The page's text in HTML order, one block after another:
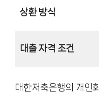
상환 방식
대출 자격 조건
대한저축은행의 개